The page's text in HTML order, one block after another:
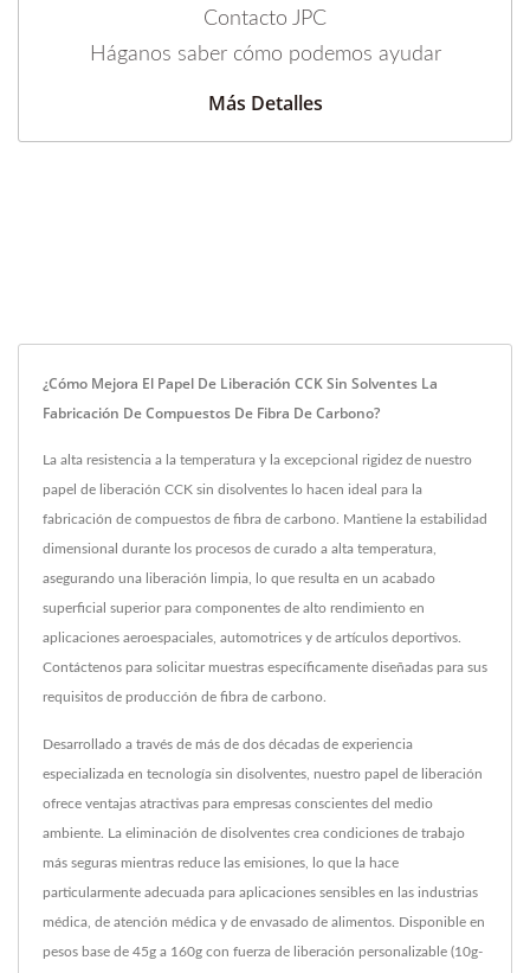
Contacto JPC
Háganos saber cómo podemos ayudar
Más Detalles
¿Cómo Mejora El Papel De Liberación CCK Sin Solventes La
Fabricación De Compuestos De Fibra De Carbono?
La alta resistencia a la temperatura y la excepcional rigidez de nuestro
papel de liberación CCK sin disolventes lo hacen ideal para la
fabricación de compuestos de fibra de carbono. Mantiene la estabilidad
dimensional durante los procesos de curado a alta temperatura,
asegurando una liberación limpia, lo que resulta en un acabado
superficial superior para componentes de alto rendimiento en
aplicaciones aeroespaciales, automotrices y de artículos deportivos.
Contáctenos para solicitar muestras específicamente diseñadas para sus
requisitos de producción de fibra de carbono.
Desarrollado a través de más de dos décadas de experiencia
especializada en tecnología sin disolventes, nuestro papel de liberación
ofrece ventajas atractivas para empresas conscientes del medio
ambiente. La eliminación de disolventes crea condiciones de trabajo
más seguras mientras reduce las emisiones, lo que la hace
particularmente adecuada para aplicaciones sensibles en las industrias
médica, de atención médica y de envasado de alimentos. Disponible en
pesos base de 45g a 160g con fuerza de liberación personalizable (10g-